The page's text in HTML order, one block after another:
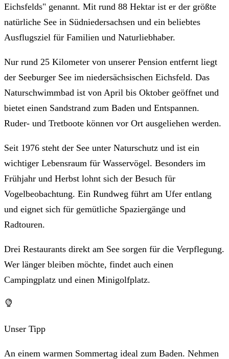
Eichsfelds" genannt. Mit rund 88 Hektar ist er der größte
natürliche See in Südniedersachsen und ein beliebtes
Ausflugsziel für Familien und Naturliebhaber.
Nur rund 25 Kilometer von unserer Pension entfernt liegt
der Seeburger See im niedersächsischen Eichsfeld. Das
Naturschwimmbad ist von April bis Oktober geöffnet und
bietet einen Sandstrand zum Baden und Entspannen.
Ruder- und Tretboote können vor Ort ausgeliehen werden.
Seit 1976 steht der See unter Naturschutz und ist ein
wichtiger Lebensraum für Wasservögel. Besonders im
Frühjahr und Herbst lohnt sich der Besuch für
Vogelbeobachtung. Ein Rundweg führt am Ufer entlang
und eignet sich für gemütliche Spaziergänge und
Radtouren.
Drei Restaurants direkt am See sorgen für die Verpflegung.
Wer länger bleiben möchte, findet auch einen
Campingplatz und einen Minigolfplatz.
Unser Tipp
An einem warmen Sommertag ideal zum Baden. Nehmen